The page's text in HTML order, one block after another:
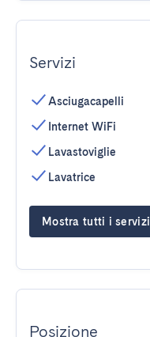
Servizi
Asciugacapelli
Internet WiFi
Lavastoviglie
Lavatrice
Mostra tutti i servizi
Posizione